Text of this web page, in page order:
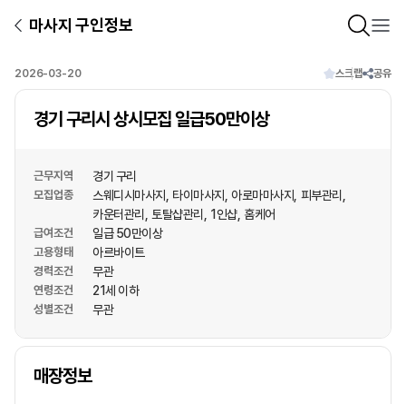
마사지 구인정보
2026-03-20 스크랩 공유
경기 구리시 상시모집 일급50만이상
근무지역 경기 구리
모집업종 스웨디시마사지 타이마사지 아로마마사지
피부관리
카운터관리
토탈샵관리 1인샵 홈케어
급여조건 일급 50만이상
고용형태 아르바이트
경력조건 무관
연령조건 21세 이하
성별조건 무관
매장정보
상호명